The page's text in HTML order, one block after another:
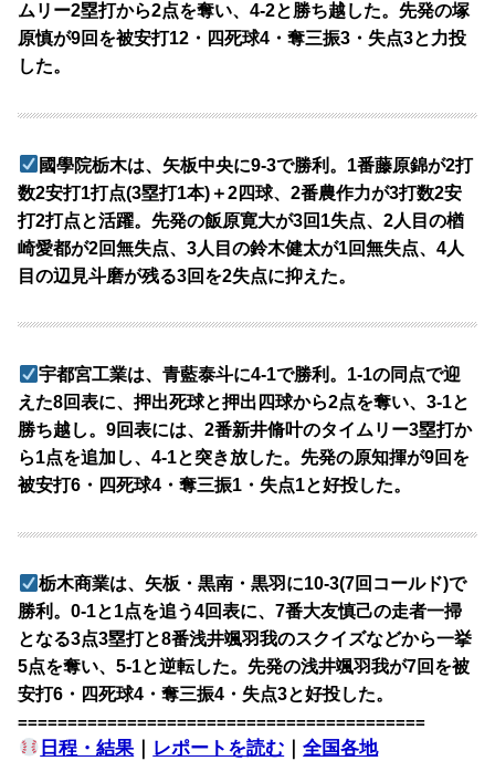
ムリー2塁打から2点を奪い、4-2と勝ち越した。先発の塚
原慎が9回を被安打12・四死球4・奪三振3・失点3と力投
した。
國學院栃木は、矢板中央に9-3で勝利。1番藤原錦が2打
数2安打1打点(3塁打1本)＋2四球、2番農作力が3打数2安
打2打点と活躍。先発の飯原寛大が3回1失点、2人目の楢
崎愛都が2回無失点、3人目の鈴木健太が1回無失点、4人
目の辺見斗磨が残る3回を2失点に抑えた。
宇都宮工業は、青藍泰斗に4-1で勝利。1-1の同点で迎
えた8回表に、押出死球と押出四球から2点を奪い、3-1と
勝ち越し。9回表には、2番新井脩叶のタイムリー3塁打か
ら1点を追加し、4-1と突き放した。先発の原知揮が9回を
被安打6・四死球4・奪三振1・失点1と好投した。
栃木商業は、矢板・黒南・黒羽に10-3(7回コールド)で
勝利。0-1と1点を追う4回表に、7番大友慎己の走者一掃
となる3点3塁打と8番浅井颯羽我のスクイズなどから一挙
5点を奪い、5-1と逆転した。先発の浅井颯羽我が7回を被
安打6・四死球4・奪三振4・失点3と好投した。
=========================================
日程・結果｜ レポートを読む ｜全国各地